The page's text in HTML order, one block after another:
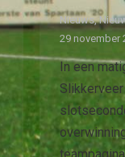
Nieuws,
29 november
In een